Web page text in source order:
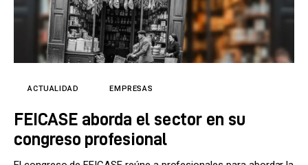
ACTUALIDAD EMPRESAS
FEICASE aborda el sector en su
congreso profesional